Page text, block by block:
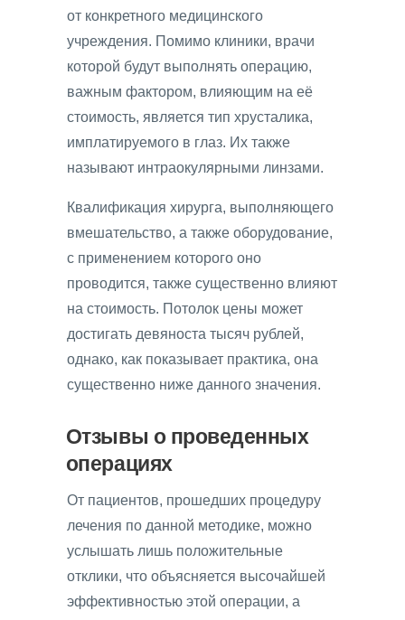
от конкретного медицинского
учреждения. Помимо клиники, врачи
которой будут выполнять операцию,
важным фактором, влияющим на её
стоимость, является тип хрусталика,
имплатируемого в глаз. Их также
называют интраокулярными линзами.
Квалификация хирурга, выполняющего
вмешательство, а также оборудование,
с применением которого оно
проводится, также существенно влияют
на стоимость. Потолок цены может
достигать девяноста тысяч рублей,
однако, как показывает практика, она
существенно ниже данного значения.
Отзывы о проведенных
операциях
От пациентов, прошедших процедуру
лечения по данной методике, можно
услышать лишь положительные
отклики, что объясняется высочайшей
эффективностью этой операции, а